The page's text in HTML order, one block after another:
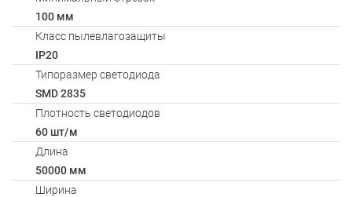
100 мм
Класс пылевлагозащиты
IP20
Типоразмер светодиода
SMD 2835
Плотность светодиодов
60 шт/м
Длина
50000 мм
Ширина